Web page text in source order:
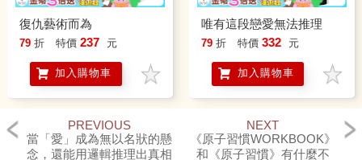
復仇藝術而為
79 折 特價 237 元
加入購物車
唯有這段戀愛無法推理
79 折 特價 332 元
加入購物車
PREVIOUS
當「愛」成為無以名狀的懸
念，還能用邏輯推理出真相
NEXT
《原子習慣WORKBOOK》
和《原子習慣》有什麼不